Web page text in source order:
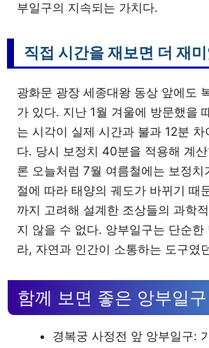
부일구의 지속되는 가치다.
직접 시간을 재보면 더 재
광화문 광장 세종대왕 동상 앞에도
가 있다. 지난 1월 겨울에 방문했을
는 시각이 실제 시간과 불과 12분 차
다. 당시 보정치 40분을 적용해 계
론 오늘처럼 7월 여름철에는 보정치
절에 따라 태양의 궤도가 바뀌기 때
까지 고려해 설계한 조상들의 과학
지 않을 수 없다. 앙부일구는 단순한
라, 자연과 인간이 소통하는 도구였
함께 보면 좋은 앙부일
경복궁 사정전 앞 앙부일구: